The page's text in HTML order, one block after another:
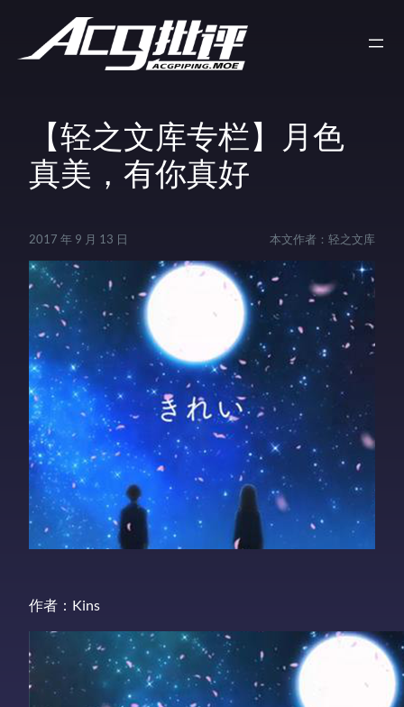
【轻之文库专栏】月色
真美，有你真好
2017 年 9 月 13 日 本文作者： 轻之文库
作者：Kins